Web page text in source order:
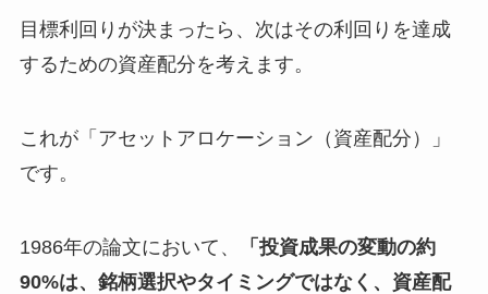
目標利回りが決まったら、次はその利回りを達成
するための資産配分を考えます。
これが「アセットアロケーション（資産配分）」
です。
1986年の論文において、
「投資成果の変動の約
90%は、銘柄選択やタイミングではなく、資産配